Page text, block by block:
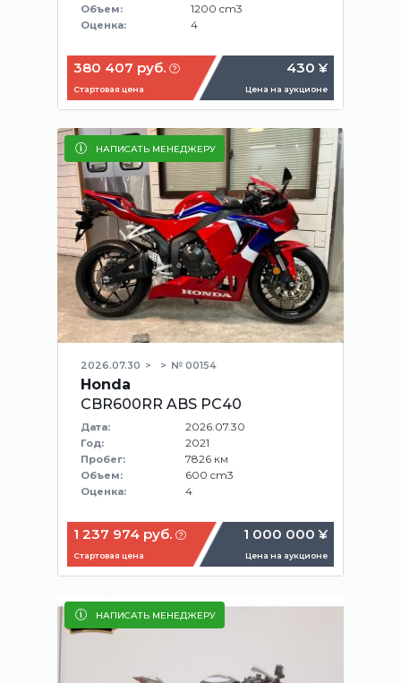
Объем: 1200 cm3
Оценка: 4
380 407 руб.
Стартовая цена
430 ¥
Цена на аукционе
НАПИСАТЬ МЕНЕДЖЕРУ
2026.07.30 № 00154
Honda
CBR600RR ABS PC40
Дата: 2026.07.30
Год: 2021
Пробег: 7826 км
Объем: 600 cm3
Оценка: 4
1 237 974 руб.
Стартовая цена
1 000 000 ¥
Цена на аукционе
НАПИСАТЬ МЕНЕДЖЕРУ